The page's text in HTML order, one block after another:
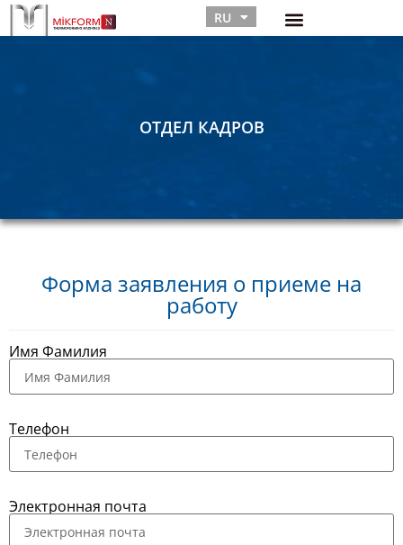
RU
TR
ОТДЕЛ КАДРОВ
Форма заявления о приеме на
работу
Имя Фамилия
Телефон
Электронная почта